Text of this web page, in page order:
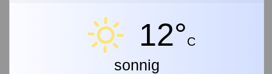
12°C
sonnig